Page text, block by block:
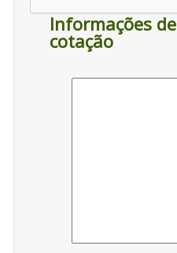
Informações
cotação